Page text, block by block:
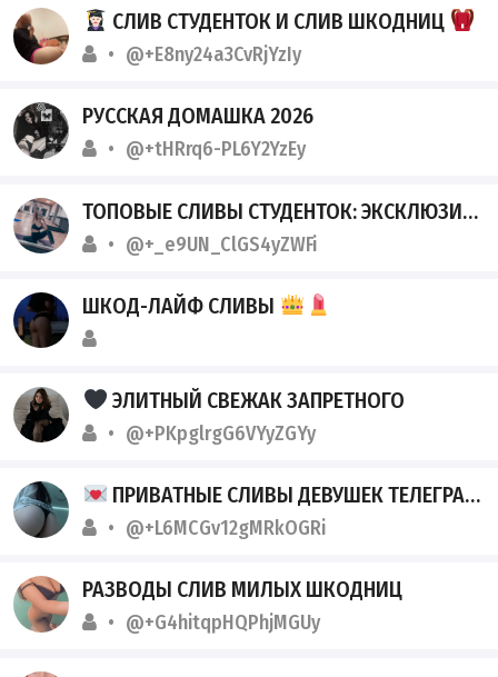
СЛИВ СТУДЕНТОК И СЛИВ ШКОДНИЦ
@+E8ny24a3CvRjYzIy
РУССКАЯ ДОМАШКА 2026
@+tHRrq6-PL6Y2YzEy
ТОПОВЫЕ СЛИВЫ СТУДЕНТОК: ЭКСКЛЮЗИВ ИЗ ТГК-АРХИВОВ
@+_e9UN_ClGS4yZWFi
ШКОД-ЛАЙФ СЛИВЫ
ЭЛИТНЫЙ СВЕЖАК ЗАПРЕТНОГО
@+PKpglrgG6VYyZGYy
ПРИВАТНЫЕ СЛИВЫ ДЕВУШЕК ТЕЛЕГРАМ
@+L6MCGv12gMRkOGRi
РАЗВОДЫ СЛИВ МИЛЫХ ШКОДНИЦ
@+G4hitqpHQPhjMGUy